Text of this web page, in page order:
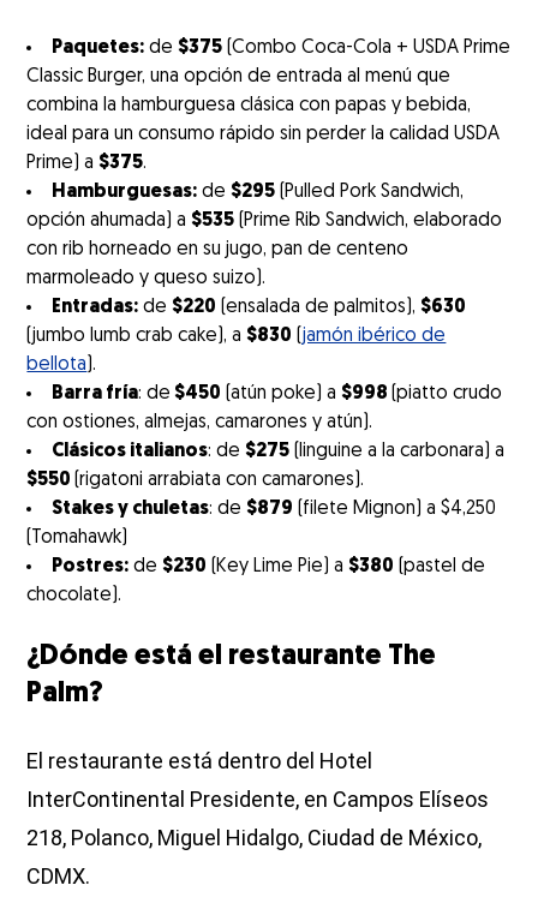
Paquetes: de $375 (Combo Coca-Cola + USDA Prime
Classic Burger, una opción de entrada al menú que
combina la hamburguesa clásica con papas y bebida,
ideal para un consumo rápido sin perder la calidad USDA
Prime) a $375.
Hamburguesas: de $295 (Pulled Pork Sandwich,
opción ahumada) a $535 (Prime Rib Sandwich, elaborado
con rib horneado en su jugo, pan de centeno
marmoleado y queso suizo).
Entradas: de $220 (ensalada de palmitos), $630
(jumbo lumb crab cake), a $830 (jamón ibérico de
bellota ).
Barra fría: de $450 (atún poke) a $998 (piatto crudo
con ostiones, almejas, camarones y atún).
Clásicos italianos: de $275 (linguine a la carbonara) a
$550 (rigatoni arrabiata con camarones).
Stakes y chuletas: de $879 (filete Mignon) a $4,250
(Tomahawk)
Postres: de $230 (Key Lime Pie) a $380 (pastel de
chocolate).
¿Dónde está el restaurante The
Palm?
El restaurante está dentro del Hotel
InterContinental Presidente, en Campos Elíseos
218, Polanco, Miguel Hidalgo, Ciudad de México,
CDMX.